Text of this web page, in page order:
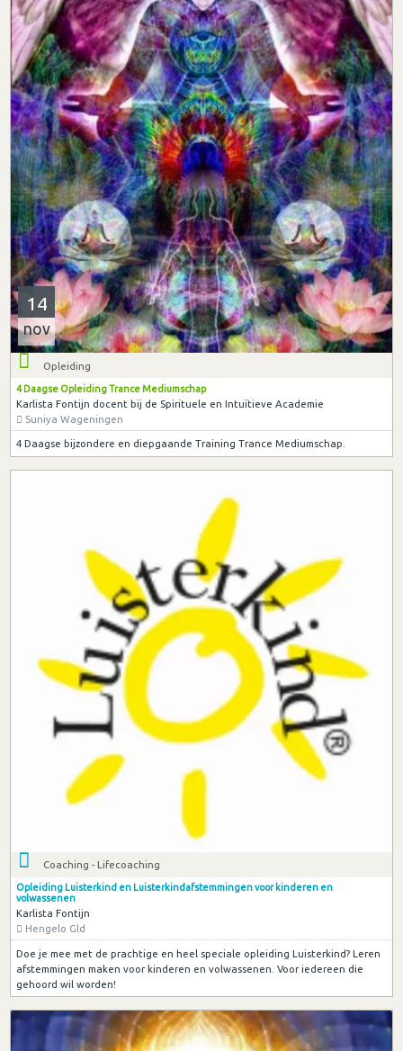
14
nov
Opleiding
4 Daagse Opleiding Trance Mediumschap
Karlista Fontijn docent bij de Spirituele en Intuïtieve Academie
Suniya Wageningen
4 Daagse bijzondere en diepgaande Training Trance Mediumschap.
Coaching - Lifecoaching
Opleiding Luisterkind en Luisterkindafstemmingen voor kinderen en
volwassenen
Karlista Fontijn
Hengelo Gld
Doe je mee met de prachtige en heel speciale opleiding Luisterkind? Leren
afstemmingen maken voor kinderen en volwassenen. Voor iedereen die
gehoord wil worden!